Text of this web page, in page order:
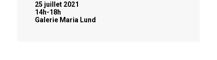
25 juillet 2021
14h-18h
Galerie Maria Lund